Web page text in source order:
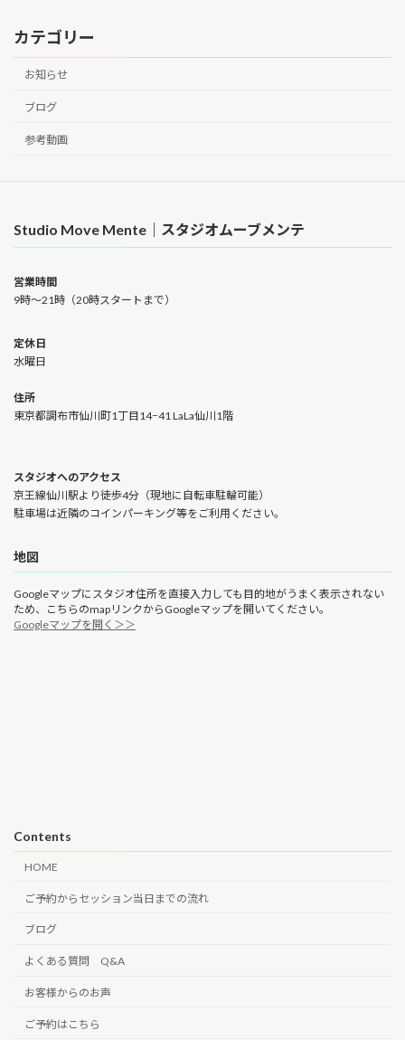
カテゴリー
お知らせ
ブログ
参考動画
Studio Move Mente｜スタジオムーブメンテ
営業時間
9時〜21時（20時スタートまで）
定休日
水曜日
住所
東京都調布市仙川町1丁目14−41 LaLa仙川1階
スタジオへのアクセス
京王線仙川駅より徒歩4分（現地に自転車駐輪可能）
駐車場は近隣のコインパーキング等をご利用ください。
地図
Googleマップにスタジオ住所を直接入力しても目的地がうまく表示されない
ため、こちらのmapリンクからGoogleマップを開いてください。
Googleマップを開く＞＞
Contents
HOME
ご予約からセッション当日までの流れ
ブログ
よくある質問 Q&A
お客様からのお声
ご予約はこちら